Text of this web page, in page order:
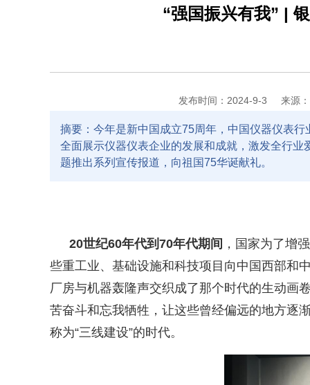
“强国振兴有我” |
发布时间：2024-9-3 来源
摘要：今年是新中国成立75周年，中国仪器仪表
全面展示仪器仪表企业的发展和成就，激发全行业
题推出系列宣传报道，向祖国75华诞献礼。
20世纪60年代到 70年代期间 ，国家为了增
些重工业、基础设施和科技项目向中国西部和
厂房与机器轰隆声交织成了那个时代的生动画
苦奋斗和忘我牺牲，让这些曾经偏远的地方逐
称为“三线建设”的时代。